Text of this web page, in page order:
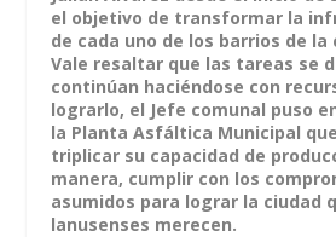
el objetivo de transformar la
de cada uno de los barrios de la
Vale resaltar que las tareas se
continúan haciéndose con
lograrlo, el Jefe comunal puso
la Planta Asfáltica Municipal
triplicar su capacidad de
manera, cumplir con los
asumidos para lograr la ciudad
lanusenses merecen.